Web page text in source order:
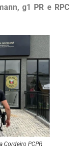
g1 PR e RPC
Cordeiro PCPR